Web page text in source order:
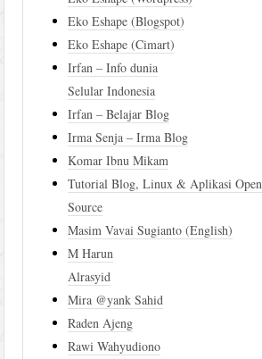
Eko Eshape (Blogspot)
Eko Eshape (Cimart)
Irfan – Info dunia
Selular Indonesia
Irfan – Belajar Blog
Irma Senja – Irma Blog
Komar Ibnu Mikam
Tutorial Blog, Linux & Aplikasi Open
Source
Masim Vavai Sugianto (English)
M Harun
Alrasyid
Mira @yank Sahid
Raden Ajeng
Rawi Wahyudiono